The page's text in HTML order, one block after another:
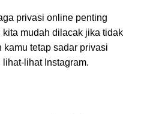
privasi online penting
mudah dilacak jika tidak
kamu tetap sadar privasi
lihat-lihat Instagram.